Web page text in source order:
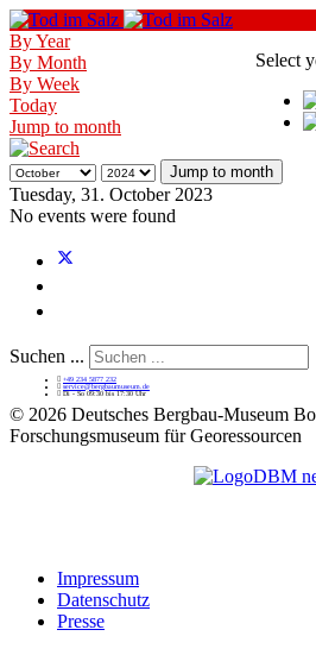
Select
By Year
By Month
By Week
Today
Jump to month
Jump to month
Tuesday, 31. October 2023
No events were found
Suchen ...
+49 234 5877 232
service@bergbaumuseum.de
Di - So 09:30 bis 17:30 Uhr
© 2026 Deutsches Bergbau-Museum
Forschungsmuseum für Georessourcen
Impressum
Datenschutz
Presse